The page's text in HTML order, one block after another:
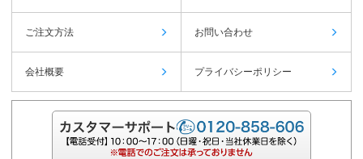
ご注文方法 お問い合わせ
会社概要 プライバシーポリシー